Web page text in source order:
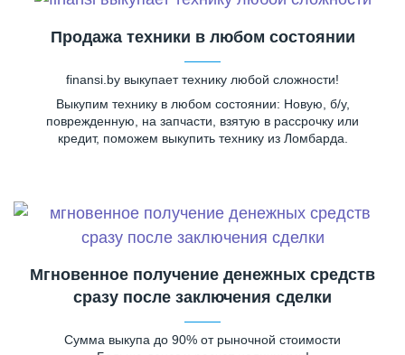
Продажа техники в любом состоянии
finansi.by выкупает технику любой сложности!
Выкупим технику в любом состоянии: Новую, б/у,
поврежденную, на запчасти, взятую в рассрочку или
кредит, поможем выкупить технику из Ломбарда.
Мгновенное получение денежных средств
сразу после заключения сделки
Сумма выкупа до 90% от рыночной стоимости